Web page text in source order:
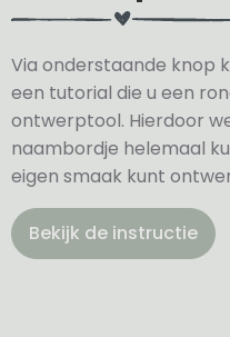
Via onderstaande knop
een tutorial die u een
ontwerptool. Hierdoor
naambordje helemaal
eigen smaak kunt
Bekijk de instructie